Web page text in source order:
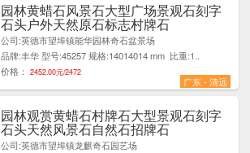
园林黄蜡石风景石大型广场景观石刻字
石头户外天然原石标志村牌石
公司:英德市望埠镇能华园林奇石盆景场
品牌:丰华 型号:45257 规格:14014014 mm 比重:1..
价格：
2452.00元/2472
广东 - 清远
园林观赏黄蜡石村牌石大型景观石刻字
石头天然风景石自然石招牌石
公司:英德市望埠镇龙麒奇石园艺场